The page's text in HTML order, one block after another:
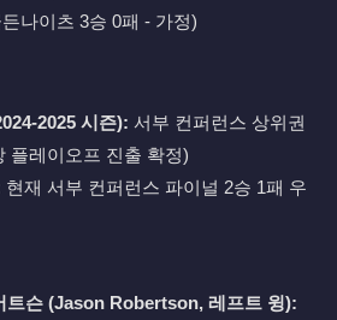
나이츠 3승 0패 - 가정)
2025 시즌): 서부 컨퍼런스 상위권
플레이오프 진출 확정)
현재 서부 컨퍼런스 파이널 2승 1패 우
트슨 (Jason Robertson, 레프트 윙):